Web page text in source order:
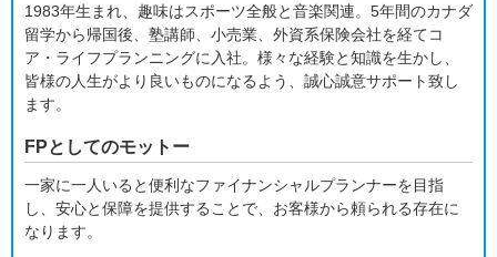
1983年生まれ、趣味はスポーツ全般と音楽関連。5年間のカナダ
留学から帰国後、塾講師、小売業、外資系保険会社を経てコ
ア・ライフプランニングに入社。様々な経験と知識を生かし、
皆様の人生がより良いものになるよう、誠心誠意サポート致し
ます。
FPとしてのモットー
一家に一人いると便利なファイナンシャルプランナーを目指
し、安心と保障を提供することで、お客様から頼られる存在に
なります。